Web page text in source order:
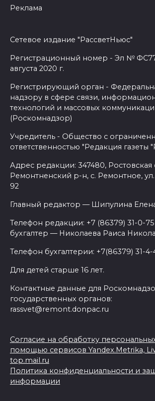
Реклама
Сетевое издание "РассветНьюс"
Регистрационный номер - Эл №
августа 2020 г.
Регистрирующий орган -
надзору в сфере связи,
технологий и массовых
(Роскомнадзор)
Учредитель - Общество с
ответственностью "Редакция газеты
Адрес редакции: 347480, Ростовская
Ремонтненский р-н, с. Ремонтное,
92
Главный редактор — Шипулина
Телефон редакции: +7 (86379) 31-0-
бухгалтер — Николаева Раиса
Телефон бухгалтерии: +7(86379) 31-4-
Для детей старше 16 лет.
Контактные данные для
государственных органов:
rassvet@remont.donpac.ru
Согласие на обработку
помощью сервисов Yandex.Metrika,
top.mail.ru
Политика конфиденциальности и
информации